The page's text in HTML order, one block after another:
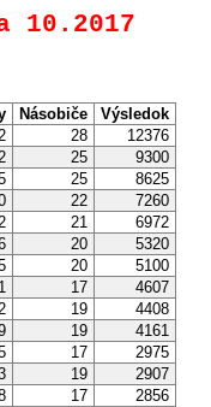
10.2017
Násobiče
Výsledok
28
12376
25
9300
25
8625
22
7260
21
6972
20
5320
20
5100
17
4607
19
4408
19
4161
17
2975
19
2907
17
2856